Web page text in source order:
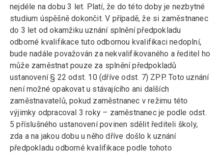
nejdéle na dobu 3 let. Platí, že do této doby je nezbytné
studium úspěšně dokončit. V případě, že si zaměstnanec
do 3 let od okamžiku uznání splnění předpokladu
odborné kvalifikace tuto odbornou kvalifikaci nedoplní,
bude nadále považován za nekvalifikovaného a ředitel ho
může zaměstnat pouze za splnění předpokladů
ustanovení § 22 odst. 10 (dříve odst. 7) ZPP. Toto uznání
není možné opakovat u stávajícího ani dalších
zaměstnavatelů, pokud zaměstnanec v režimu této
výjimky odpracoval 3 roky – zaměstnanec je podle odst.
5 příslušného ustanovení povinen sdělit řediteli školy,
zda a na jakou dobu u něho dříve došlo k uznání
předpokladu odborné kvalifikace podle tohoto